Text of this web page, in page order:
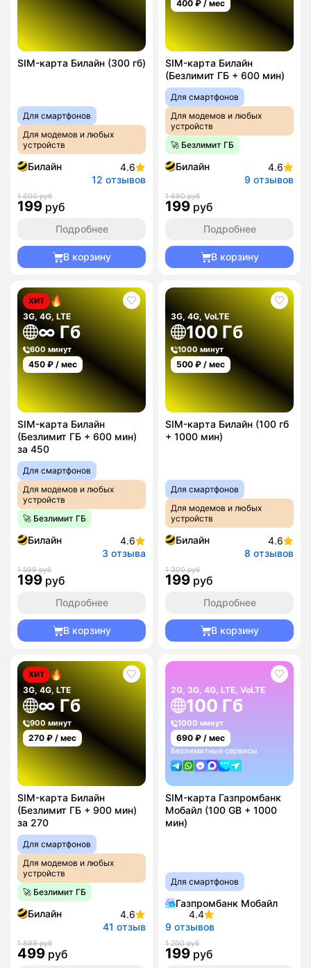
SIM-карта Билайн (300 гб)
Для смартфонов
Для модемов и любых
устройств
Билайн
4.6
12 отзывов
1 600 руб
199 руб
Подробнее
В корзину
400 ₽ / мес
SIM-карта Билайн
(Безлимит ГБ + 600 мин)
Для смартфонов
Для модемов и любых
устройств
🚀 Безлимит ГБ
Билайн
4.6
9 отзывов
1 690 руб
199 руб
Подробнее
В корзину
ХИТ
3G, 4G, LTE
∞ Гб
600 минут
450 ₽ / мес
SIM-карта Билайн
(Безлимит ГБ + 600 мин)
за 450
Для смартфонов
Для модемов и любых
устройств
🚀 Безлимит ГБ
Билайн
4.6
3 отзыва
1 599 руб
199 руб
Подробнее
В корзину
3G, 4G, VoLTE
100 Гб
1000 минут
500 ₽ / мес
SIM-карта Билайн (100 гб
+ 1000 мин)
Для смартфонов
Для модемов и любых
устройств
Билайн
4.6
8 отзывов
1 300 руб
199 руб
Подробнее
В корзину
ХИТ
3G, 4G, LTE
∞ Гб
900 минут
270 ₽ / мес
SIM-карта Билайн
(Безлимит ГБ + 900 мин)
за 270
Для смартфонов
Для модемов и любых
устройств
🚀 Безлимит ГБ
Билайн
4.6
41 отзыв
1 899 руб
499 руб
2G, 3G, 4G, LTE, VoLTE
100 Гб
1000 минут
690 ₽ / мес
Безлимитные сервисы
SIM-карта Газпромбанк
Мобайл (100 GB + 1000
мин)
Для смартфонов
Газпромбанк Мобайл
4.4
9 отзывов
1 200 руб
199 руб